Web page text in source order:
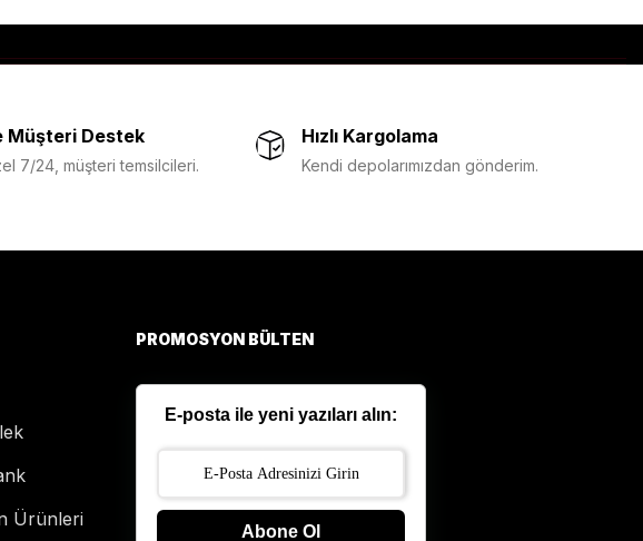
Müşteri Destek
7/24, müşteri temsilcileri.
Hızlı Kargolama
Kendi depolarımızdan gönderim.
Ürünleri
PROMOSYON BÜLTEN
E-posta ile yeni yazıları alın:
Abone Ol